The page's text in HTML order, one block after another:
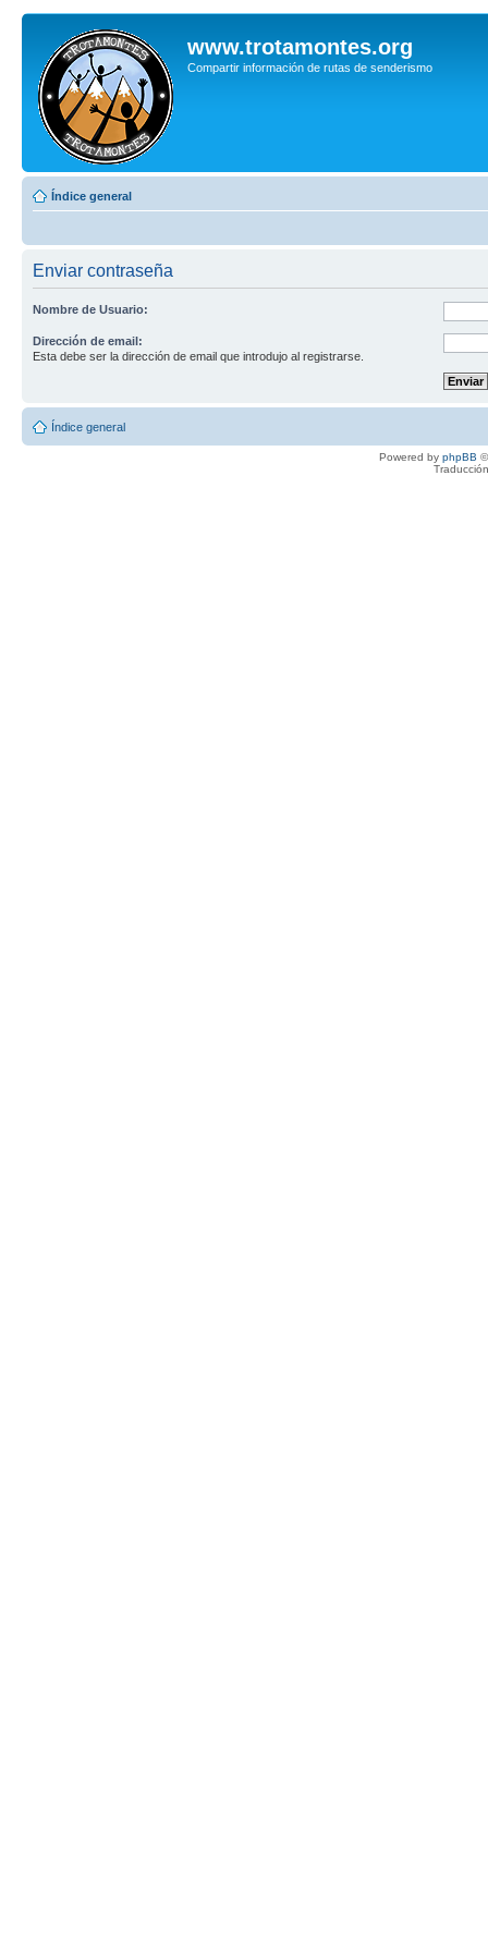
www.trotamontes.org
Compartir información de rutas de senderismo
Índice general
Enviar contraseña
Nombre de Usuario:
Dirección de email:
Esta debe ser la dirección de email que introdujo al registrarse.
Índice general
Powered by phpBB